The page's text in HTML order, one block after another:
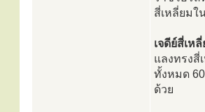
สี่เหลี่ยมใ
เจดีย์สี่เห
แลงทรง
ทั้งหมด
ด้วย